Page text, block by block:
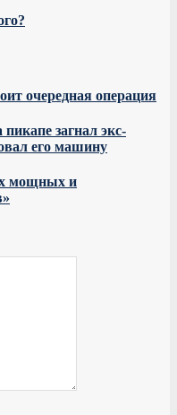
очередная операция
загнал экс-
его машину
мощных и